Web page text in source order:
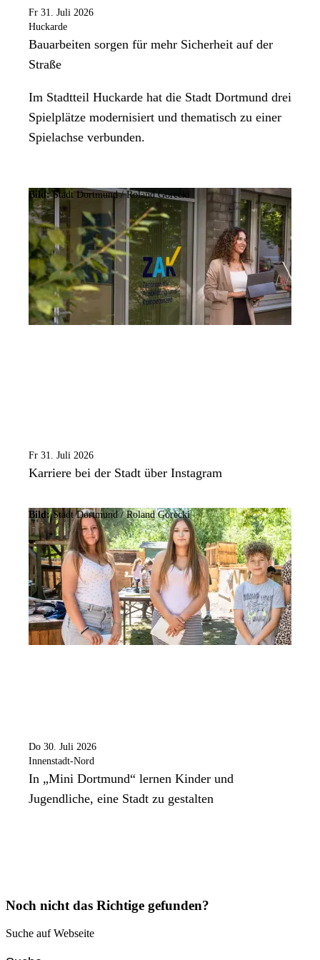
Fr 31. Juli 2026
Huckarde
Bauarbeiten sorgen für mehr Sicherheit auf der
Straße
Im Stadtteil Huckarde hat die Stadt Dortmund drei
Spielplätze modernisiert und thematisch zu einer
Spielachse verbunden.
Bild:Stadt Dortmund / Roland Gorecki
Fr 31. Juli 2026
Karriere bei der Stadt über Instagram
Bild:Stadt Dortmund / Roland Gorecki
Do 30. Juli 2026
Innenstadt-Nord
In „Mini Dortmund“ lernen Kinder und
Jugendliche, eine Stadt zu gestalten
Noch nicht das Richtige gefunden?
Suche auf Webseite